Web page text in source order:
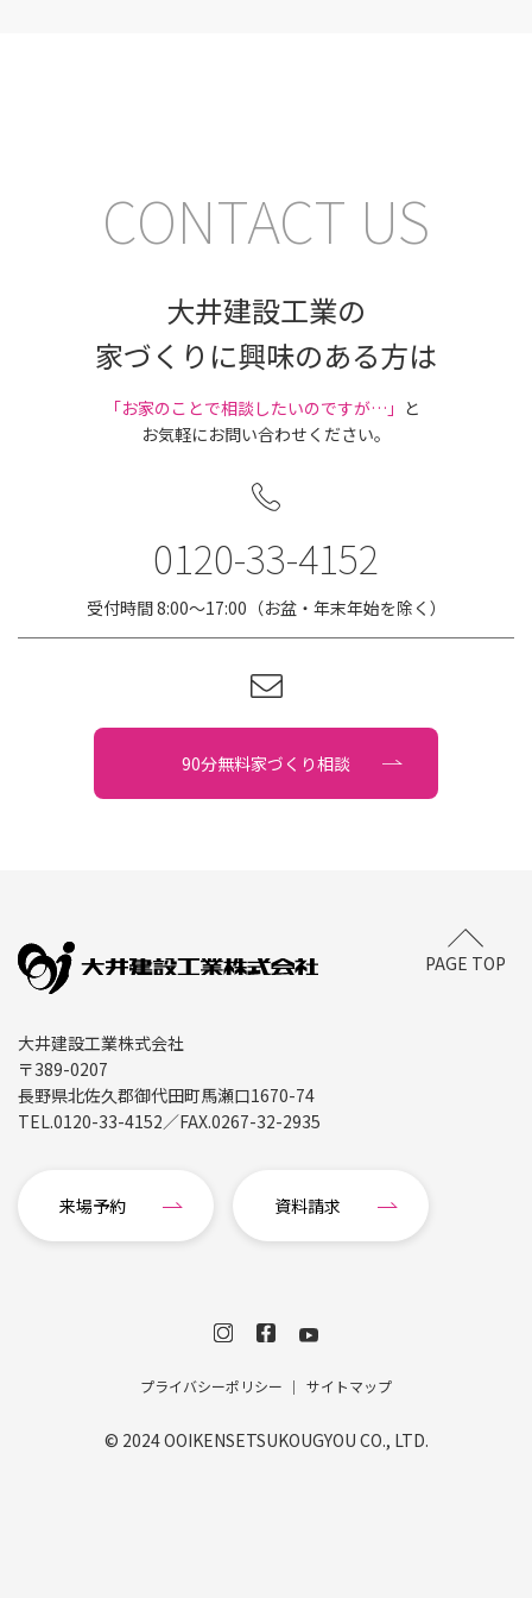
CONTACT US
大井建設工業の
家づくりに興味のある方は
｢お家のことで相談したいのですが…」 と
お気軽にお問い合わせください。
0120-33-4152
受付時間 8:00〜17:00（お盆・年末年始を除く）
90分無料家づくり相談
PAGE TOP
大井建設工業株式会社
〒389-0207
長野県北佐久郡御代田町馬瀬口1670-74
TEL.0120-33-4152／FAX.0267-32-2935
来場予約 資料請求
プライバシーポリシー サイトマップ
© 2024 OOIKENSETSUKOUGYOU CO., LTD.